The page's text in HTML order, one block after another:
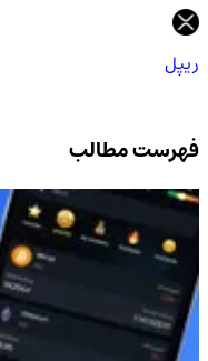
ریپل
فهرست مطالب